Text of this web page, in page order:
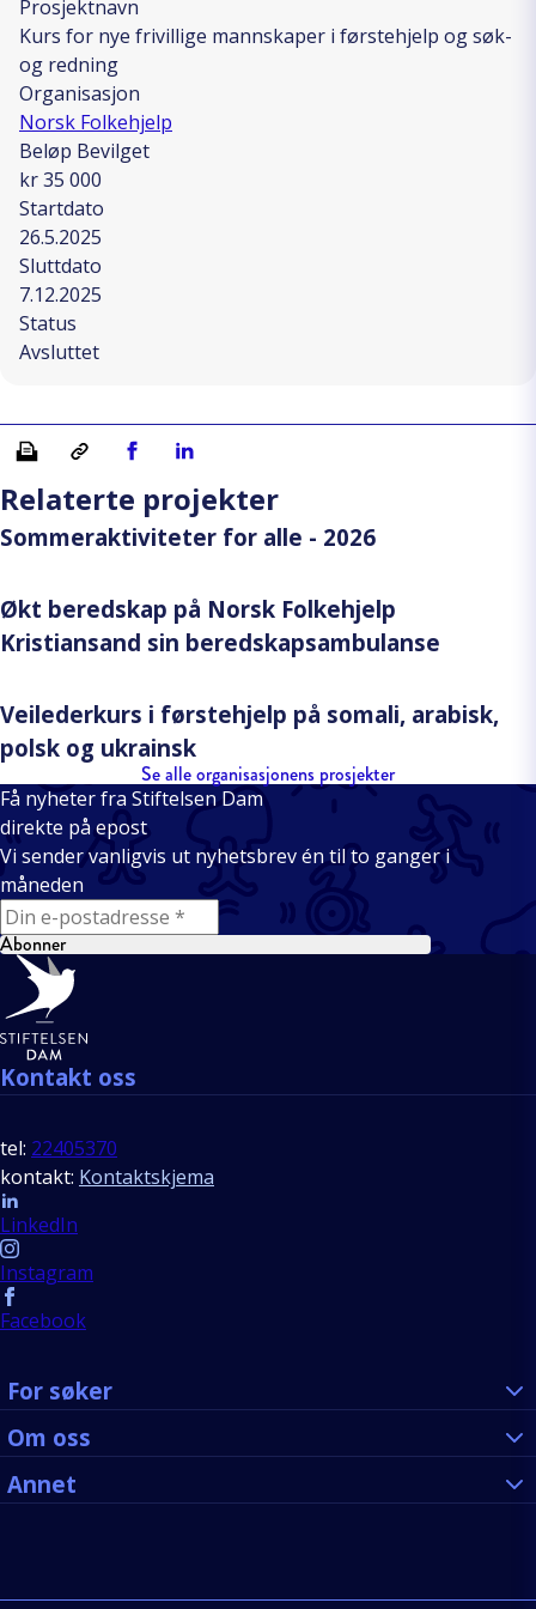
Prosjektnavn
Kurs for nye frivillige mannskaper i førstehjelp og søk-
og redning
Organisasjon
Norsk Folkehjelp
Beløp Bevilget
kr 35 000
Startdato
26.5.2025
Sluttdato
7.12.2025
Status
Avsluttet
Skriv ut Kopiera länkDel på Facebook
Del på Linkedin
Relaterte projekter
Sommeraktiviteter for alle - 2026
Økt beredskap på Norsk Folkehjelp
Kristiansand sin beredskapsambulanse
Veilederkurs i førstehjelp på somali, arabisk,
polsk og ukrainsk
Se alle organisasjonens prosjekter
Få nyheter fra Stiftelsen Dam
direkte på epost
Vi sender vanligvis ut nyhetsbrev én til to ganger i
måneden
E-mail
Abonner
Bunntekst
Kontakt oss
tel: 22405370
kontakt: Kontaktskjema
Follow us
LinkedIn
Instagram
Facebook
For søker
Om oss
Annet